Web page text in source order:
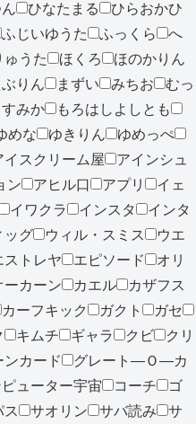
ひなたまる
ひらおかひ
ふじいゆうた ふっくら
へ
ゅうた ほくろ
ほのかりん
りん まずい みちお
むっ
すみか
もろはしよしとも
めな ゆきりん
ゆめっぺ
イスクリーム屋
アインシュ
ン アヒル口 アプリ
イェ
イワクラ インスタ
インタ
ッグ ウィル・スミス
ウエ
ストレヤ エピソード
オリ
ーカーン カエル
カザフス
カーフキック ガクト
ガセ
キムチ ギャラ クビ
クリ
ンカード
グレート―Ｏ―カ
ピューター宇宙 コーチ
ゴ
サオリン サバ読み
サ